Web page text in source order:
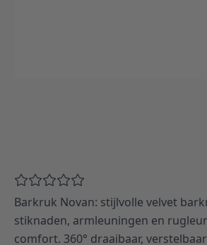
Barkruk Novan: stijlvolle velvet
stiknaden, armleuningen en
comfort. 360° draaibaar,